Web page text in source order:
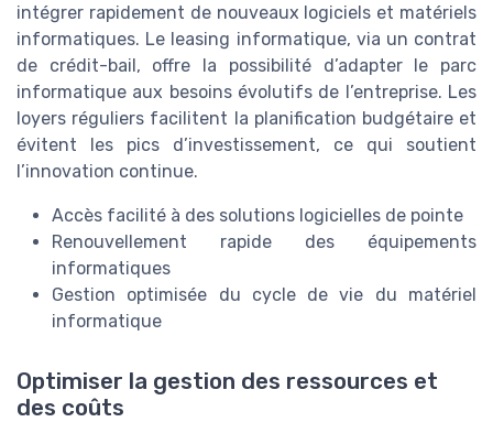
intégrer rapidement de nouveaux logiciels et matériels
informatiques. Le leasing informatique, via un contrat
de crédit-bail, offre la possibilité d’adapter le parc
informatique aux besoins évolutifs de l’entreprise. Les
loyers réguliers facilitent la planification budgétaire et
évitent les pics d’investissement, ce qui soutient
l’innovation continue.
Accès facilité à des solutions logicielles de pointe
Renouvellement rapide des équipements
informatiques
Gestion optimisée du cycle de vie du matériel
informatique
Optimiser la gestion des ressources et
des coûts